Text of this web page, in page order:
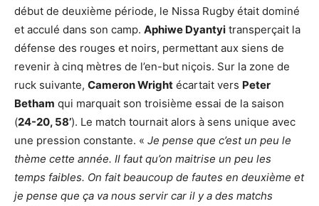
début de deuxième période, le Nissa Rugby était dominé
et acculé dans son camp. Aphiwe Dyantyi transperçait la
défense des rouges et noirs, permettant aux siens de
revenir à cinq mètres de l’en-but niçois. Sur la zone de
ruck suivante, Cameron Wright écartait vers Peter
Betham qui marquait son troisième essai de la saison
(24-20, 58’). Le match tournait alors à sens unique avec
une pression constante. « Je pense que c’est un peu le
thème cette année. Il faut qu’on maitrise un peu les
temps faibles. On fait beaucoup de fautes en deuxième et
je pense que ça va nous servir car il y a des matchs